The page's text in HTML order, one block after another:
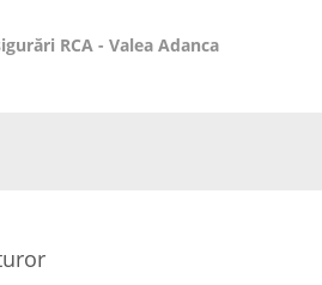
RCA - Valea Adanca